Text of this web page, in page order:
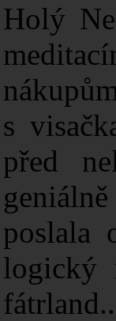
Holý
s
před
poslala
logický